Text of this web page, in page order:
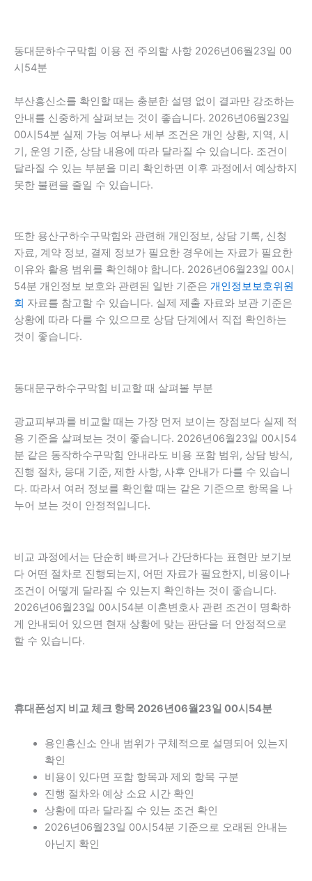
동대문하수구막힘 이용 전 주의할 사항 2026년06월23일 00
시54분
부산흥신소를 확인할 때는 충분한 설명 없이 결과만 강조하는
안내를 신중하게 살펴보는 것이 좋습니다. 2026년06월23일
00시54분 실제 가능 여부나 세부 조건은 개인 상황, 지역, 시
기, 운영 기준, 상담 내용에 따라 달라질 수 있습니다. 조건이
달라질 수 있는 부분을 미리 확인하면 이후 과정에서 예상하지
못한 불편을 줄일 수 있습니다.
또한 용산구하수구막힘와 관련해 개인정보, 상담 기록, 신청
자료, 계약 정보, 결제 정보가 필요한 경우에는 자료가 필요한
이유와 활용 범위를 확인해야 합니다. 2026년06월23일 00시
54분 개인정보 보호와 관련된 일반 기준은 개인정보보호위원
회 자료를 참고할 수 있습니다. 실제 제출 자료와 보관 기준은
상황에 따라 다를 수 있으므로 상담 단계에서 직접 확인하는
것이 좋습니다.
동대문구하수구막힘 비교할 때 살펴볼 부분
광교피부과를 비교할 때는 가장 먼저 보이는 장점보다 실제 적
용 기준을 살펴보는 것이 좋습니다. 2026년06월23일 00시54
분 같은 동작하수구막힘 안내라도 비용 포함 범위, 상담 방식,
진행 절차, 응대 기준, 제한 사항, 사후 안내가 다를 수 있습니
다. 따라서 여러 정보를 확인할 때는 같은 기준으로 항목을 나
누어 보는 것이 안정적입니다.
비교 과정에서는 단순히 빠르거나 간단하다는 표현만 보기보
다 어떤 절차로 진행되는지, 어떤 자료가 필요한지, 비용이나
조건이 어떻게 달라질 수 있는지 확인하는 것이 좋습니다.
2026년06월23일 00시54분 이혼변호사 관련 조건이 명확하
게 안내되어 있으면 현재 상황에 맞는 판단을 더 안정적으로
할 수 있습니다.
휴대폰성지 비교 체크 항목 2026년06월23일 00시54분
용인흥신소 안내 범위가 구체적으로 설명되어 있는지
확인
비용이 있다면 포함 항목과 제외 항목 구분
진행 절차와 예상 소요 시간 확인
상황에 따라 달라질 수 있는 조건 확인
2026년06월23일 00시54분 기준으로 오래된 안내는
아닌지 확인